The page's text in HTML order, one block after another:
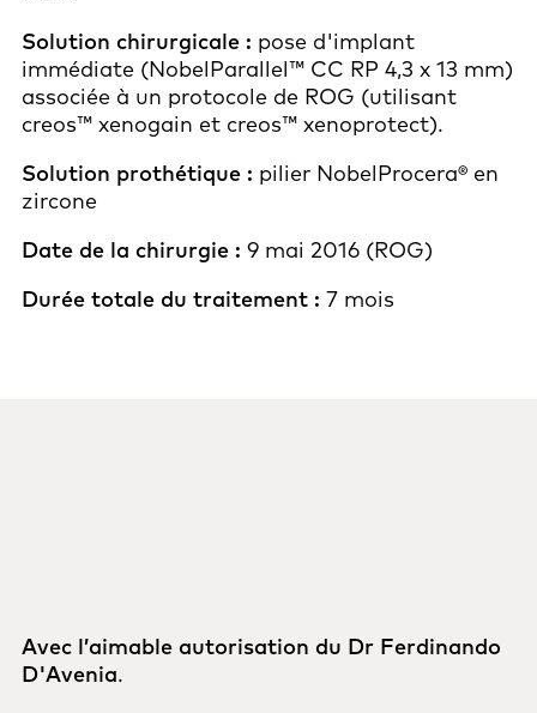
Solution chirurgicale : pose d'implant
immédiate (NobelParallel™ CC RP 4,3 x 13 mm)
associée à un protocole de ROG (utilisant
creos™ xenogain et creos™ xenoprotect).
Solution prothétique : pilier NobelProcera® en
zircone
Date de la chirurgie : 9 mai 2016 (ROG)
Durée totale du traitement : 7 mois
Avec l’aimable autorisation du Dr Ferdinando
D'Avenia.